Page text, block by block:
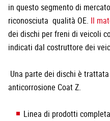
in questo segmento di
riconosciuta qualità OE. Il
dei dischi per freni di veicoli
indicati dal costruttore dei
Una parte dei dischi è
anticorrosione Coat Z.
Linea di prodotti